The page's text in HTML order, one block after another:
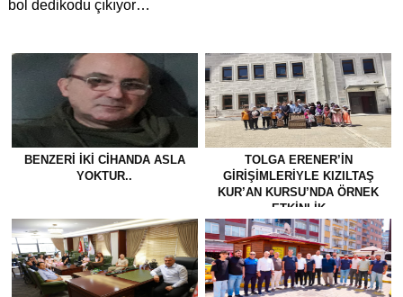
bol dedikodu çıkıyor…
BENZERI IKI CIHANDA ASLA
YOKTUR..
TOLGA ERENER’İN
GİRİŞİMLERİYLE KIZILTAŞ
KUR’AN KURSU’NDA ÖRNEK
ETKİNLİK